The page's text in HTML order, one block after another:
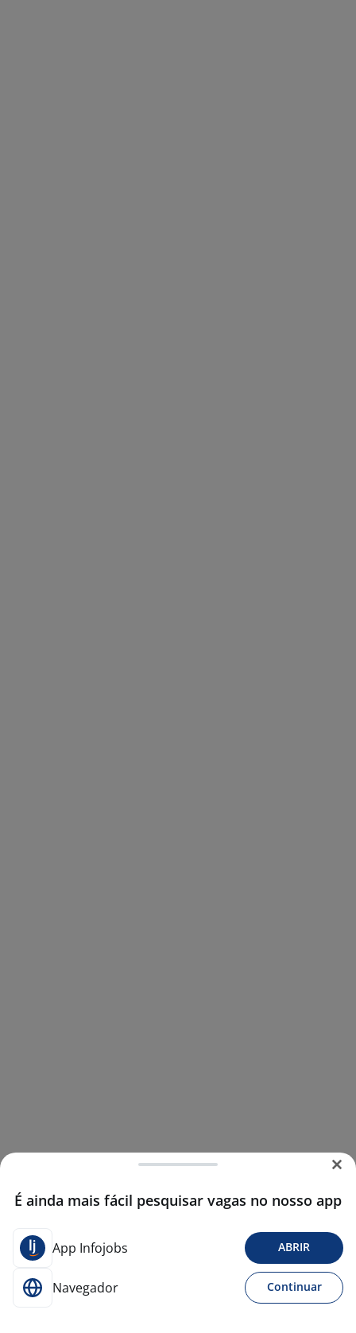
É ainda mais fácil pesquisar vagas no nosso app
App Infojobs ABRIR
Navegador Continuar